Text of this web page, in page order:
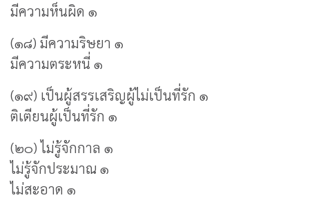
มีความห็นผิด ๑
(๑๘) มีความริษยา ๑
มีความตระหนี่ ๑
(๑๙) เป็นผู้สรรเสริญผู้ไม่เป็นที่รัก ๑
ติเตียนผู้เป็นที่รัก ๑
(๒๐) ไม่รู้จักกาล ๑
ไม่รู้จักประมาณ ๑
ไม่สะอาด ๑